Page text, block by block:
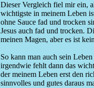
Dieser Vergleich fiel mir ein,
wichtigste in meinem Leben
ohne Sauce fad und trocken
Jesus auch fad und trocken.
meinen Magen, aber es ist
So kann man auch sein
irgendwie fehlt dann das
der meinem Leben erst den
sinnvolles und gutes daraus